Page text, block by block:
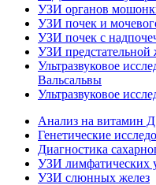
УЗИ органов
УЗИ почек и
УЗИ почек с
УЗИ предстательной
Ультразвуковое
Вальсальвы
Ультразвуковое
Анализ на витамин Д
Генетические
Диагностика
УЗИ лимфатических
УЗИ слюнных желез